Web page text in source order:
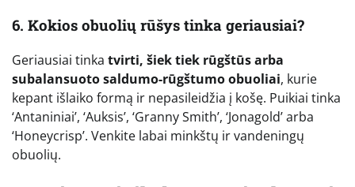
6. Kokios obuolių rūšys tinka geriausiai?
Geriausiai tinka tvirti, šiek tiek rūgštūs arba
subalansuoto saldumo-rūgštumo obuoliai, kurie
kepant išlaiko formą ir nepasileidžia į košę. Puikiai tinka
‘Antaniniai’, ‘Auksis’, ‘Granny Smith’, ‘Jonagold’ arba
‘Honeycrisp’. Venkite labai minkštų ir vandeningų
obuolių.